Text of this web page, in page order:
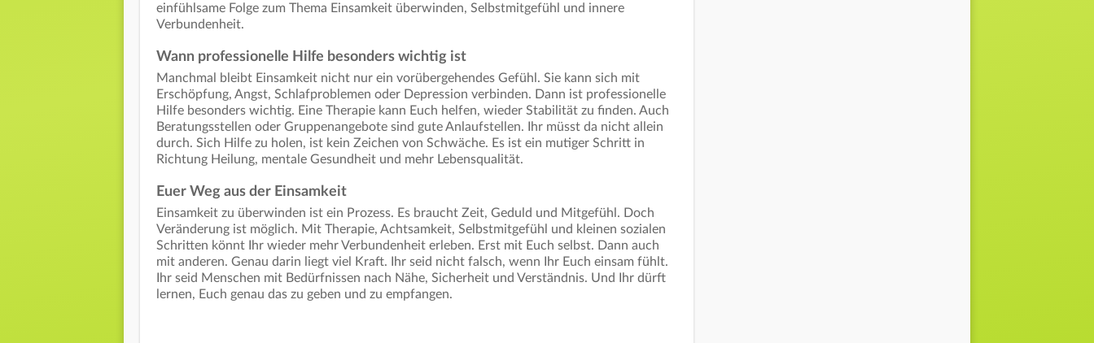
einfühlsame Folge zum Thema Einsamkeit überwinden, Selbstmitgefühl und innere
Verbundenheit.
Wann professionelle Hilfe besonders wichtig ist
Manchmal bleibt Einsamkeit nicht nur ein vorübergehendes Gefühl. Sie kann sich mit
Erschöpfung, Angst, Schlafproblemen oder Depression verbinden. Dann ist professionelle
Hilfe besonders wichtig. Eine Therapie kann Euch helfen, wieder Stabilität zu finden. Auch
Beratungsstellen oder Gruppenangebote sind gute Anlaufstellen. Ihr müsst da nicht allein
durch. Sich Hilfe zu holen, ist kein Zeichen von Schwäche. Es ist ein mutiger Schritt in
Richtung Heilung, mentale Gesundheit und mehr Lebensqualität.
Euer Weg aus der Einsamkeit
Einsamkeit zu überwinden ist ein Prozess. Es braucht Zeit, Geduld und Mitgefühl. Doch
Veränderung ist möglich. Mit Therapie, Achtsamkeit, Selbstmitgefühl und kleinen sozialen
Schritten könnt Ihr wieder mehr Verbundenheit erleben. Erst mit Euch selbst. Dann auch
mit anderen. Genau darin liegt viel Kraft. Ihr seid nicht falsch, wenn Ihr Euch einsam fühlt.
Ihr seid Menschen mit Bedürfnissen nach Nähe, Sicherheit und Verständnis. Und Ihr dürft
lernen, Euch genau das zu geben und zu empfangen.